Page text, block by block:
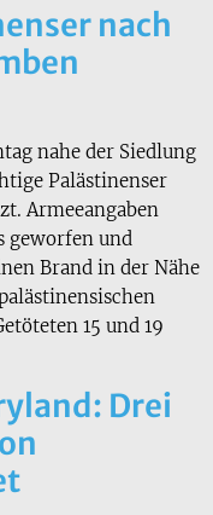
nach
nahe der Siedlung
Palästinenser
Armeeangaben
geworfen und
Brand in der Nähe
15 und 19
Drei